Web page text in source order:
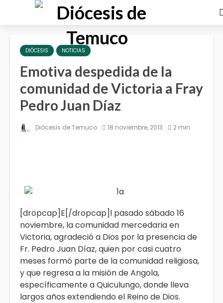
DIÓCESIS NOTICIAS
Emotiva despedida de la
comunidad de Victoria a Fray
Pedro Juan Díaz
Diócesis de Temuco 18 noviembre, 2013 2 min.
[dropcap]E[/dropcap]l pasado sábado 16
noviembre, la comunidad mercedaria en
Victoria, agradeció a Dios por la presencia de
Fr. Pedro Juan Díaz, quien por casi cuatro
meses formó parte de la comunidad religiosa,
y que regresa a la misión de Angola,
específicamente a Quiculungo, donde lleva
largos años extendiendo el Reino de Dios.